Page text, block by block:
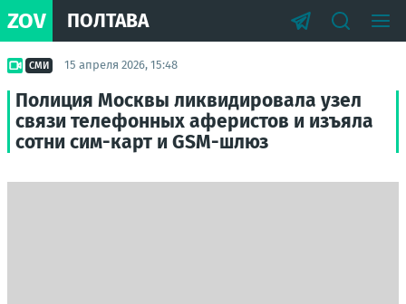
ZOV ПОЛТАВА
СМИ 15 апреля 2026, 15:48
Полиция Москвы ликвидировала узел
связи телефонных аферистов и изъяла
сотни сим-карт и GSM-шлюз